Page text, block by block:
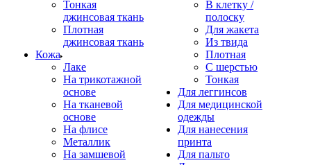
Тонкая
джинсовая ткань
Плотная
джинсовая ткань
Кожа
Лаке
На трикотажной
основе
На тканевой
основе
На флисе
Металлик
На замшевой
В клетку /
полоску
Для жакета
Из твида
Плотная
С шерстью
Тонкая
Для леггинсов
Для медицинской
одежды
Для нанесения
принта
Для пальто